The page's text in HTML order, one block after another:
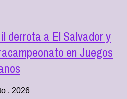
derrota a El Salvador y
en Juegos
, 2026